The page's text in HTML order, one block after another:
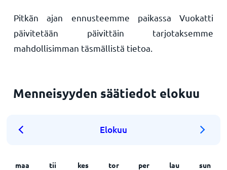
Pitkän ajan ennusteemme paikassa Vuokatti
päivitetään päivittäin tarjotaksemme
mahdollisimman täsmällistä tietoa.
Menneisyyden säätiedot elokuu
Elokuu
maa tii kes tor per lau sun